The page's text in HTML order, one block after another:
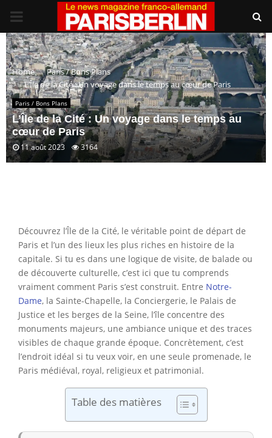
PRIMARY
MENU
Home
Paris / Bons Plans
L’Île de la Cité : Un voyage dans le temps au cœur de Paris
Paris / Bons Plans
L’Île de la Cité : Un voyage dans le temps au
cœur de Paris
11 août 2023 3164
Découvrez l’Île de la Cité, le véritable point de départ de
Paris et l’un des lieux les plus riches en histoire de la
capitale. Si tu es dans une logique de visite, de balade ou
de découverte culturelle, c’est ici que tu comprends
vraiment comment Paris s’est construit. Entre Notre-
Dame, la Sainte-Chapelle, la Conciergerie, le Palais de
Justice et les berges de la Seine, l’île concentre des
monuments majeurs, une ambiance unique et des traces
visibles de chaque grande époque. Concrètement, c’est
l’endroit idéal si tu veux voir, en une seule promenade, le
Paris médiéval, royal, religieux et patrimonial.
Table des matières